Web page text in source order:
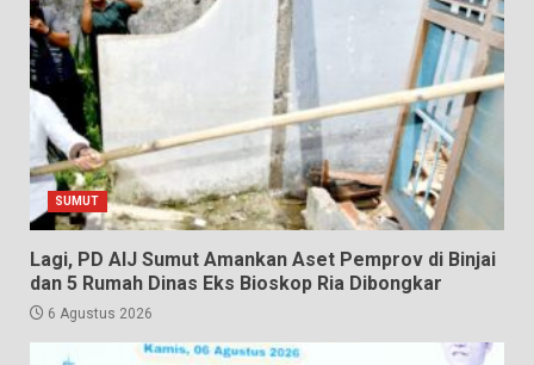
SUMUT
Lagi, PD AIJ Sumut Amankan Aset Pemprov di Binjai
dan 5 Rumah Dinas Eks Bioskop Ria Dibongkar
6 Agustus 2026